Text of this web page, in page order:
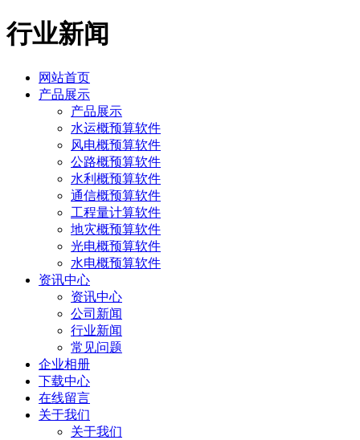
行业新闻
网站首页
产品展示
产品展示
水运概预算软件
风电概预算软件
公路概预算软件
水利概预算软件
通信概预算软件
工程量计算软件
地灾概预算软件
光电概预算软件
水电概预算软件
资讯中心
资讯中心
公司新闻
行业新闻
常见问题
企业相册
下载中心
在线留言
关于我们
关于我们